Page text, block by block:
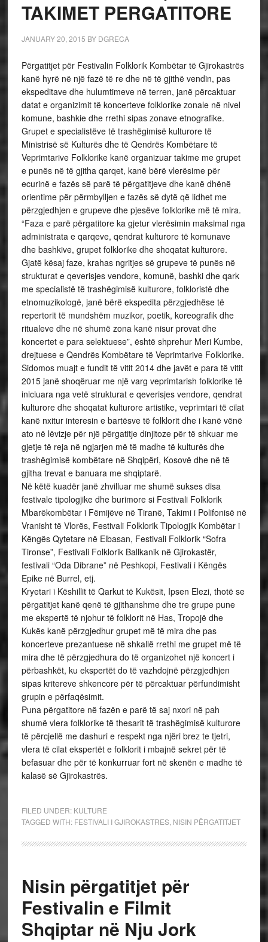
TAKIMET PERGATITORE
JANUARY 20, 2015 BY DGRECA
Përgatitjet për Festivalin Folklorik Kombëtar të Gjirokastrës
kanë hyrë në një fazë të re dhe në të gjithë vendin, pas
ekspeditave dhe hulumtimeve në terren, janë përcaktuar
datat e organizimit të koncerteve folklorike zonale në nivel
komune, bashkie dhe rrethi sipas zonave etnografike.
Grupet e specialistëve të trashëgimisë kulturore të
Ministrisë së Kulturës dhe të Qendrës Kombëtare të
Veprimtarive Folklorike kanë organizuar takime me grupet
e punës në të gjitha qarqet, kanë bërë vlerësime për
ecurinë e fazës së parë të përgatitjeve dhe kanë dhënë
orientime për përmbylljen e fazës së dytë që lidhet me
përzgjedhjen e grupeve dhe pjesëve folklorike më të mira.
“Faza e parë përgatitore ka gjetur vlerësimin maksimal nga
administrata e qarqeve, qendrat kulturore të komunave
dhe bashkive, grupet folklorike dhe shoqatat kulturore.
Gjatë kësaj faze, krahas ngritjes së grupeve të punës në
strukturat e qeverisjes vendore, komunë, bashki dhe qark
me specialistë të trashëgimisë kulturore, folkloristë dhe
etnomuzikologë, janë bërë ekspedita përzgjedhëse të
repertorit të mundshëm muzikor, poetik, koreografik dhe
ritualeve dhe në shumë zona kanë nisur provat dhe
koncertet e para selektuese”, është shprehur Meri Kumbe,
drejtuese e Qendrës Kombëtare të Veprimtarive Folklorike.
Sidomos muajt e fundit të vitit 2014 dhe javët e para të vitit
2015 janë shoqëruar me një varg veprimtarish folklorike të
iniciuara nga vetë strukturat e qeverisjes vendore, qendrat
kulturore dhe shoqatat kulturore artistike, veprimtari të cilat
kanë nxitur interesin e bartësve të folklorit dhe i kanë vënë
ato në lëvizje për një përgatitje dinjitoze për të shkuar me
gjetje të reja në ngjarjen më të madhe të kulturës dhe
trashëgimisë kombëtare në Shqipëri, Kosovë dhe në të
gjitha trevat e banuara me shqiptarë.
Në këtë kuadër janë zhvilluar me shumë sukses disa
festivale tipologjike dhe burimore si Festivali Folklorik
Mbarëkombëtar i Fëmijëve në Tiranë, Takimi i Polifonisë në
Vranisht të Vlorës, Festivali Folklorik Tipologjik Kombëtar i
Këngës Qytetare në Elbasan, Festivali Folklorik “Sofra
Tironse”, Festivali Folklorik Ballkanik në Gjirokastër,
festivali “Oda Dibrane” në Peshkopi, Festivali i Këngës
Epike në Burrel, etj.
Kryetari i Këshillit të Qarkut të Kukësit, Ipsen Elezi, thotë se
përgatitjet kanë qenë të gjithanshme dhe tre grupe pune
me ekspertë të njohur të folklorit në Has, Tropojë dhe
Kukës kanë përzgjedhur grupet më të mira dhe pas
koncerteve prezantuese në shkallë rrethi me grupet më të
mira dhe të përzgjedhura do të organizohet një koncert i
përbashkët, ku ekspertët do të vazhdojnë përzgjedhjen
sipas kritereve shkencore për të përcaktuar përfundimisht
grupin e përfaqësimit.
Puna përgatitore në fazën e parë të saj nxori në pah
shumë vlera folklorike të thesarit të trashëgimisë kulturore
të përcjellë me dashuri e respekt nga njëri brez te tjetri,
vlera të cilat ekspertët e folklorit i mbajnë sekret për të
befasuar dhe për të konkurruar fort në skenën e madhe të
kalasë së Gjirokastrës.
FILED UNDER: KULTURE
TAGGED WITH: FESTIVALI I GJIROKASTRES, NISIN PËRGATITJET
Nisin përgatitjet për
Festivalin e Filmit
Shqiptar në Nju Jork